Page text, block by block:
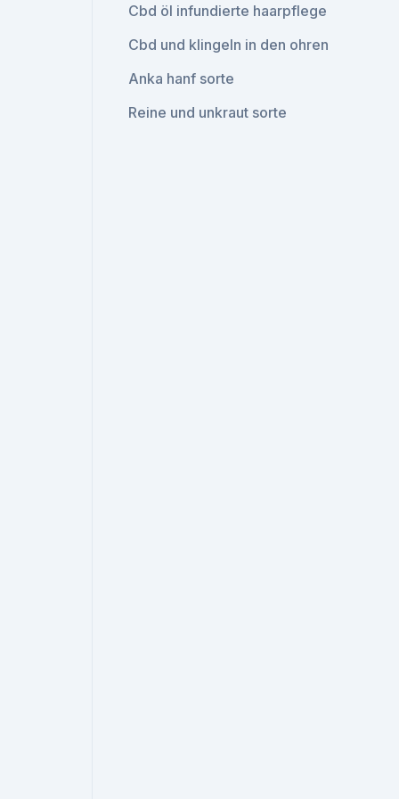
Cbd öl infundierte haarpflege
Cbd und klingeln in den ohren
Anka hanf sorte
Reine und unkraut sorte